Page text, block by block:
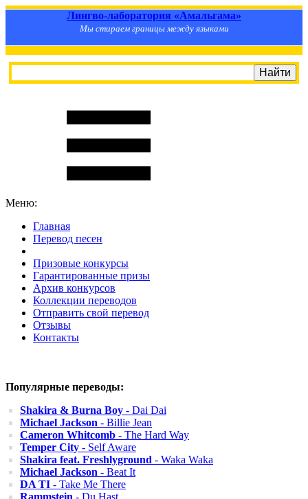
Лингво-лаборатория «Амальгама»
Мы стираем границы между языками
Меню:
Главная
Перевод песен
Призовые конкурсы
Гарантированные призы
Архив конкурсов
Коллекции переводов
Отправить свой перевод
Отзывы
Контакты
Популярные переводы:
Shakira & Burna Boy - Dai Dai
Michael Jackson - Billie Jean
Cameron Whitcomb - The Hard Way
Temper City - Self Aware
Shakira feat. Freshlyground - Waka Waka
Michael Jackson - Beat It
DA TI - Take Me There
Rammstein - Du Hast